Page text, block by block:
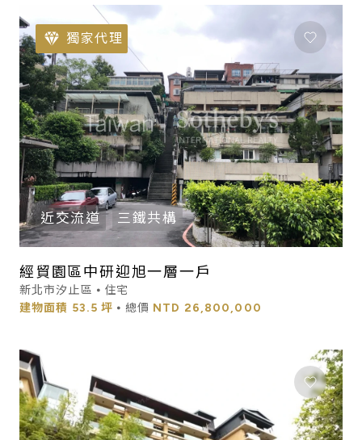
獨家代理
近交流道 三鐵共構
經貿園區中研迎旭一層一戶
新北市汐止區 ⦁ 住宅
建物面積 53.5 坪 ⦁ 總價 NTD 26,800,000